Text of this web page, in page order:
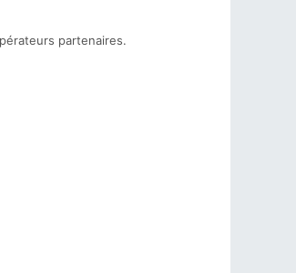
partenaires.